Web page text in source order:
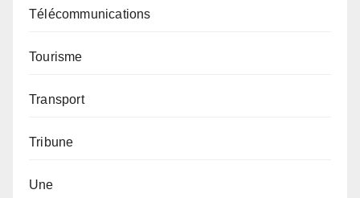
Télécommunications
Tourisme
Transport
Tribune
Une